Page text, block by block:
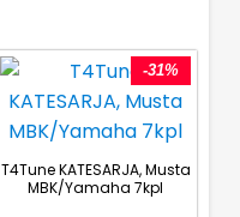
-31%
T4Tune KATESARJA, Musta
MBK/Yamaha 7kpl